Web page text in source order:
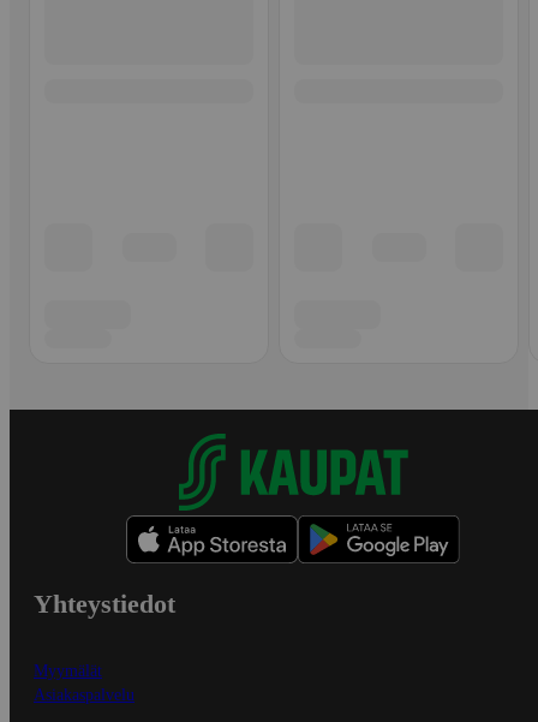
Yhteystiedot
Myymälät
Asiakaspalvelu